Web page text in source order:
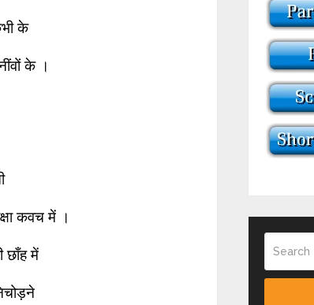
के
के ।
कवच में ।
छाँह में